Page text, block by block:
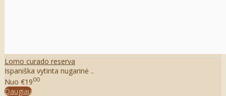
Lomo curado reserva
Ispaniška vytinta nugarinė ..
Nuo €1900
Daugiau